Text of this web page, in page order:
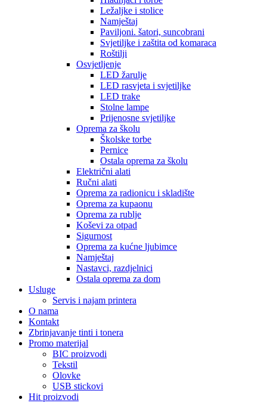
Ležaljke i stolice
Namještaj
Paviljoni. šatori, suncobrani
Svjetiljke i zaštita od komaraca
Roštilji
Osvjetljenje
LED žarulje
LED rasvjeta i svjetiljke
LED trake
Stolne lampe
Prijenosne svjetiljke
Oprema za školu
Školske torbe
Pernice
Ostala oprema za školu
Električni alati
Ručni alati
Oprema za radionicu i skladište
Oprema za kupaonu
Oprema za rublje
Koševi za otpad
Sigurnost
Oprema za kućne ljubimce
Namještaj
Nastavci, razdjelnici
Ostala oprema za dom
Usluge
Servis i najam printera
O nama
Kontakt
Zbrinjavanje tinti i tonera
Promo materijal
BIC proizvodi
Tekstil
Olovke
USB stickovi
Hit proizvodi